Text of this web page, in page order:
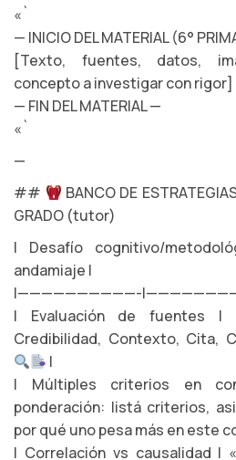
«`
— INICIO DEL MATERIAL (6°
[Texto, fuentes, datos,
concepto a investigar con rigor]
— FIN DEL MATERIAL —
«`
—
##
BANCO DE
GRADO (tutor)
| Desafío cognitivo/
andamiaje |
|——————————-
| Evaluación de fuentes |
Credibilidad, Contexto, Cita,
|
| Múltiples criterios en
ponderación: listá criterios,
por qué uno pesa más en este
| Correlación vs causalidad |